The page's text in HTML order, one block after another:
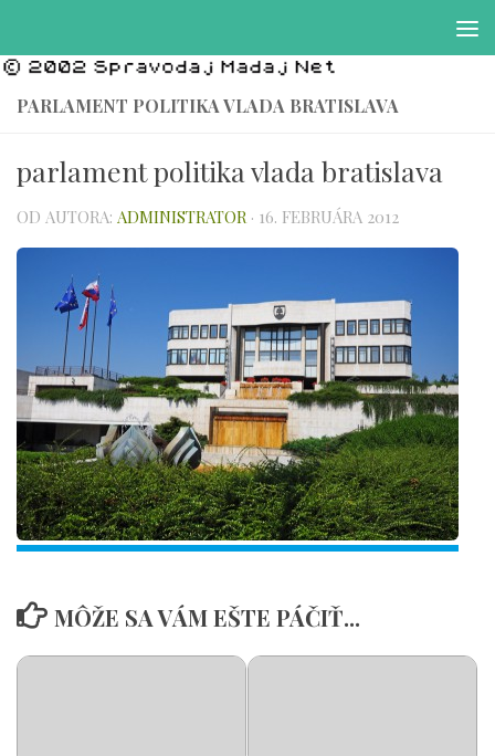
PARLAMENT POLITIKA VLADA BRATISLAVA
parlament politika vlada bratislava
OD AUTORA: ADMINISTRATOR · 16. FEBRUÁRA 2012
MÔŽE SA VÁM EŠTE PÁČIŤ...